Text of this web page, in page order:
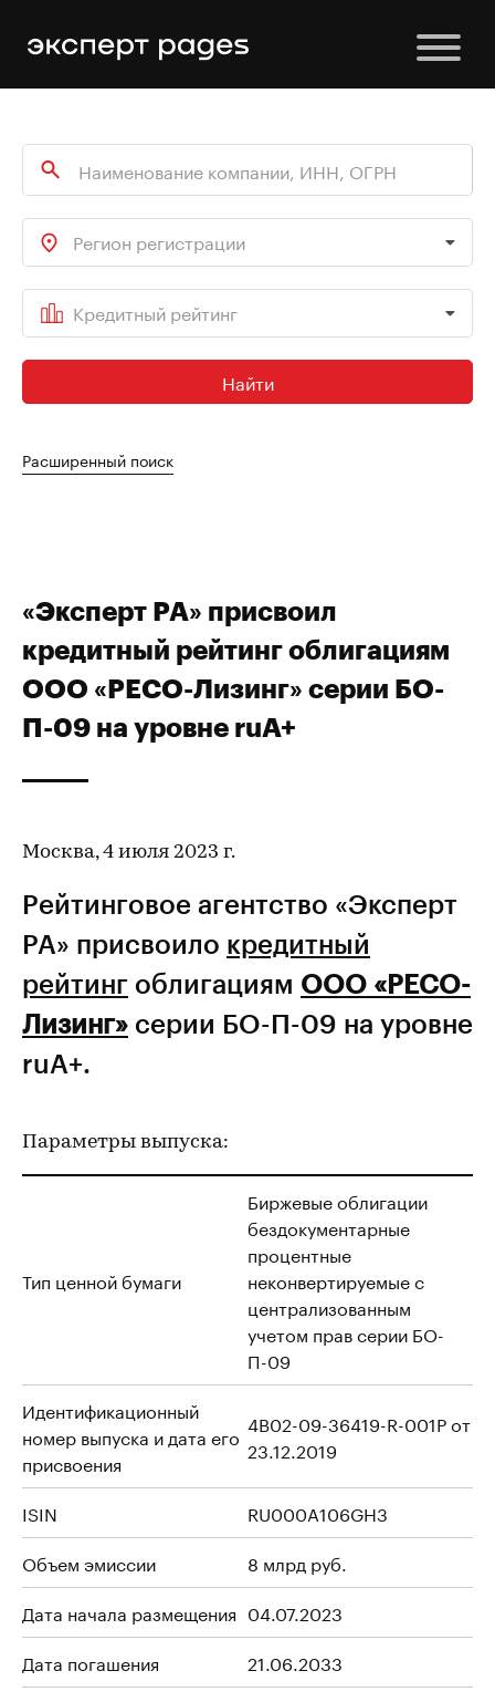
Регион регистрации
Кредитный рейтинг
Найти
Расширенный поиск
«Эксперт РА» присвоил
кредитный рейтинг облигациям
ООО «РЕСО-Лизинг» серии БО-
П-09 на уровне ruА+
Москва, 4 июля 2023 г.
Рейтинговое агентство «Эксперт
РА» присвоило кредитный
рейтинг облигациям ООО «РЕСО-
Лизинг» серии БО-П-09 на уровне
ruА+.
Параметры выпуска:
Тип ценной бумаги
Биржевые облигации
бездокументарные
процентные
неконвертируемые с
централизованным
учетом прав серии БО-
П-09
Идентификационный
номер выпуска и дата его
присвоения
4B02-09-36419-R-001P от
23.12.2019
ISIN
RU000A106GH3
Объем эмиссии
8 млрд руб.
Дата начала размещения 04.07.2023
Дата погашения
21.06.2033